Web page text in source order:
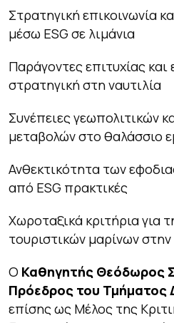
Στρατηγική επικοινωνία
μέσω ESG σε λιμάνια
Παράγοντες επιτυχίας
στρατηγική στη ναυτιλία
Συνέπειες γεωπολιτικών
μεταβολών στο θαλάσσιο
Ανθεκτικότητα των
από ESG πρακτικές
Χωροταξικά κριτήρια για
τουριστικών μαρίνων
Ο Καθηγητής Θεόδωρος
Πρόεδρος του Τμήματος
επίσης ως Μέλος της